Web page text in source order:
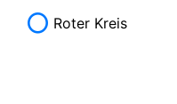
⭕ Roter Kreis